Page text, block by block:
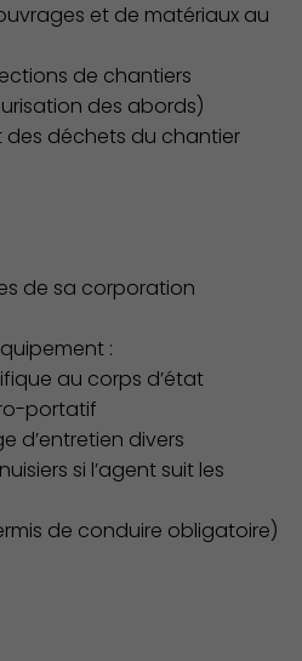
Sociale Solidarité
et de matériaux au
de chantiers
des abords)
des déchets du chantier
de sa corporation
:
au corps d’état
portatif
d’entretien divers
si l’agent suit les
de conduire obligatoire)